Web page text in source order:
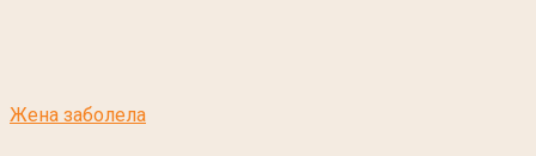
Жена заболела